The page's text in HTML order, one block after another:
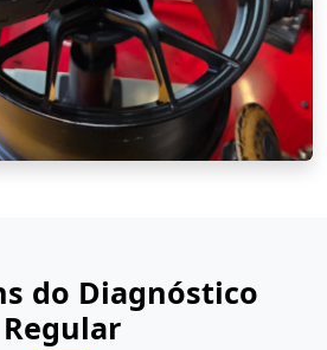
do Diagnóstico
Regular